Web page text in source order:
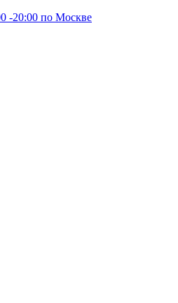
-20:00 по Москве